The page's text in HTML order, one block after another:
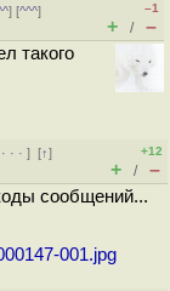
] [^^^]
–1
+ / –
такого
· · ·][↑]
+12
+ / –
сообщений...
001.jpg